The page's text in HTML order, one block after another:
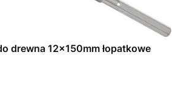
drewna 12x150mm łopatkowe